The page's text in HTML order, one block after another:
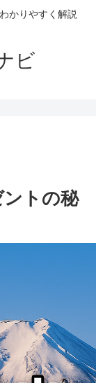
かりやすく解説
ビ
ントの秘